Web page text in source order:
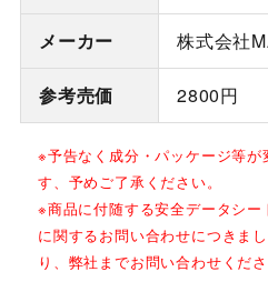
メーカー 株式会社
参考売価 2800円
※予告なく成分・パッケージ等が
す、予めご了承ください。
※商品に付随する安全データシ
に関するお問い合わせにつきま
り、弊社までお問い合わせくださ